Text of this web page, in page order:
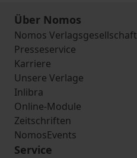
Über Nomos
Nomos Verlagsgesellschaft
Presseservice
Karriere
Unsere Verlage
Inlibra
Online-Module
Zeitschriften
NomosEvents
Service